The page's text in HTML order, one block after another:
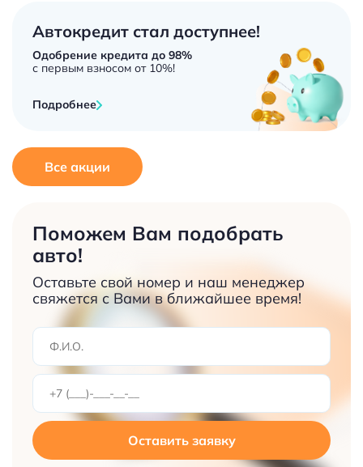
Автокредит стал доступнее!
Одобрение кредита до 98%
с первым взносом от 10%!
Подробнее
Все акции
Поможем Вам подобрать
авто!
Оставьте свой номер и наш менеджер
свяжется с Вами в ближайшее время!
Оставить заявку